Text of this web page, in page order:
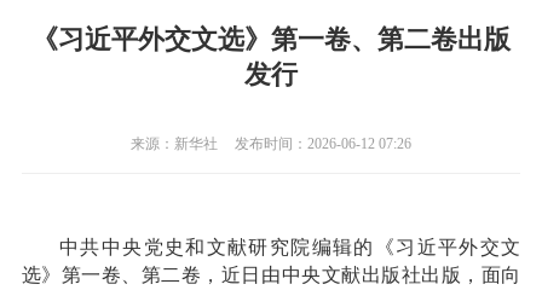
《习近平外交文选》第一卷、第二卷出版
发行
来源：新华社 发布时间：2026-06-12 07:26
中共中央党史和文献研究院编辑的《习近平外交文
选》第一卷、第二卷，近日由中央文献出版社出版，面向